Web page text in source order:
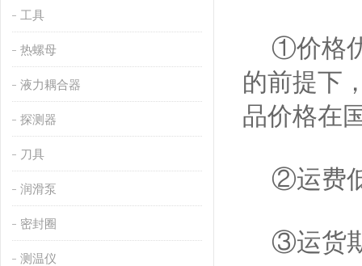
工具
热螺母
液力耦合器
探测器
刀具
润滑泵
密封圈
测温仪
①价格优
的前提下
品价格在
②运费低
③运货期